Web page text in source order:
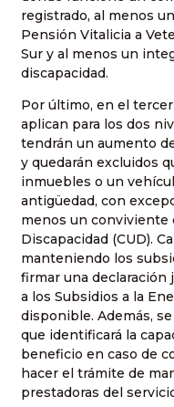
registrado, al menos
Pensión Vitalicia a
Sur y al menos un
discapacidad.
Por último, en el
aplican para los dos
tendrán un aumento
y quedarán excluidos
inmuebles o un
antigüedad, con
menos un conviviente
Discapacidad (CUD).
manteniendo los
firmar una declaración
a los Subsidios a la
disponible. Además,
que identificará la
beneficio en caso de
hacer el trámite de
prestadoras del